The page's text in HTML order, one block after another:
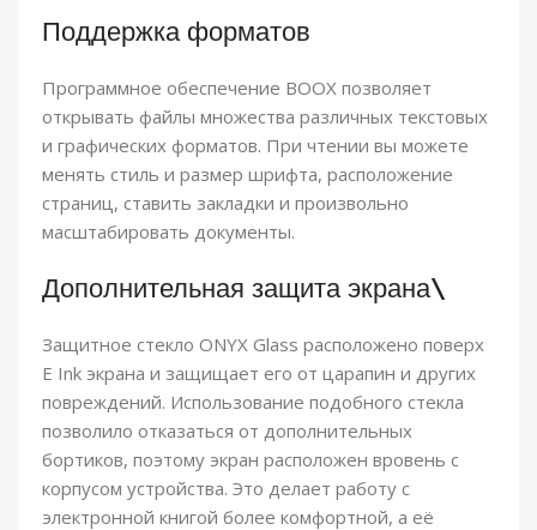
Поддержка форматов
Программное обеспечение BOOX позволяет
открывать файлы множества различных текстовых
и графических форматов. При чтении вы можете
менять стиль и размер шрифта, расположение
страниц, ставить закладки и произвольно
масштабировать документы.
Дополнительная защита экрана\
Защитное стекло ONYX Glass расположено поверх
E Ink экрана и защищает его от царапин и других
повреждений. Использование подобного стекла
позволило отказаться от дополнительных
бортиков, поэтому экран расположен вровень с
корпусом устройства. Это делает работу с
электронной книгой более комфортной, а её